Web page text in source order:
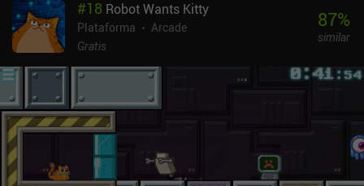
niveles. Y aunque los obstáculos cambian, la mecánica clave sigue
siendo la misma: planifica tus movimientos con cuidado para
evitar caerte o quedar atrapado.Dado que se trata de un juego de
sencillos, pero cuesta acostumbrarse a ellos. Los gráficos no son
espectaculares, pero tampoco arruinan la experiencia, y el juego
entero se puede completar en unas pocas horas.Unicycle Legend
se monetiza a través de un único iAP para eliminar los anuncios
que aparecen aproximadamente después de cada 10 muertes.
También podemos ver anuncios para desbloquear skins que no son
necesarios para disfrutar del juego. En definitiva, es un pequeño
#18 Robot Wants Kitty
Plataforma
Arcade
Gratis
87%
similar